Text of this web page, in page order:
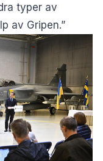
typer av
av Gripen.”